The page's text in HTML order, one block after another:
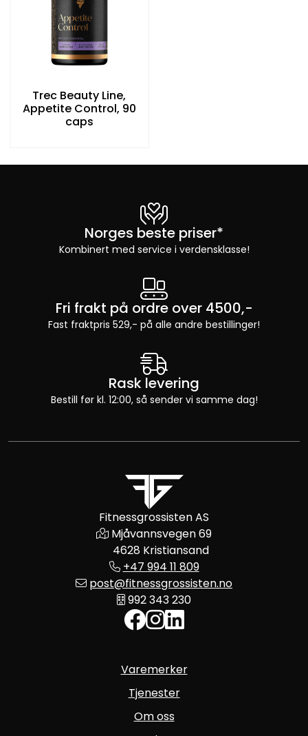
Trec Beauty Line,
Appetite Control, 90
caps
Norges beste priser*
Kombinert med service i verdensklasse!
Fri frakt på ordre over 4500,-
Fast fraktpris 529,- på alle andre bestillinger!
Rask levering
Bestill før kl. 12:00, så sender vi samme dag!
Fitnessgrossisten AS
Mjåvannsvegen 69
4628 Kristiansand
+47 994 11 809
post@fitnessgrossisten.no
992 343 230
Varemerker
Tjenester
Om oss